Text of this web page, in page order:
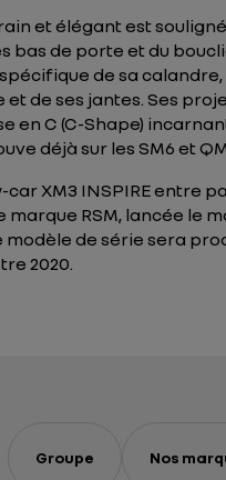
et élégant est
bas de porte et du
de sa calandre,
de ses jantes. Ses
C (C-Shape)
déjà sur les SM6 et
car XM3 INSPIRE entre
RSM, lancée le
modèle de série sera
2020.
Groupe Nos